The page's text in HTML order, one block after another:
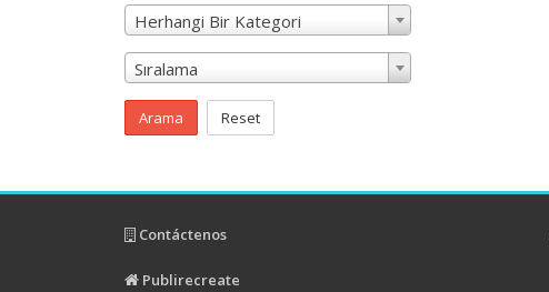
Herhangi Bir Kategori
Sıralama
Arama Reset
Contáctenos
Publirecreate